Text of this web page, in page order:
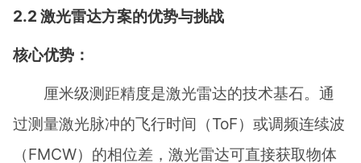
2.2 激光雷达方案的优势与挑战
核心优势：
厘米级测距精度是激光雷达的技术基石。通
过测量激光脉冲的飞行时间（ToF）或调频连续波
（FMCW）的相位差，激光雷达可直接获取物体